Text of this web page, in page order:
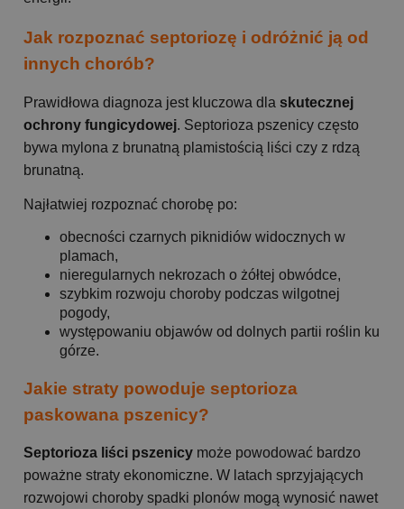
Jak rozpoznać septoriozę i odróżnić ją od
innych chorób?
Prawidłowa diagnoza jest kluczowa dla skutecznej
ochrony fungicydowej. Septorioza pszenicy często
bywa mylona z brunatną plamistością liści czy z rdzą
brunatną.
Najłatwiej rozpoznać chorobę po:
obecności czarnych piknidiów widocznych w
plamach,
nieregularnych nekrozach o żółtej obwódce,
szybkim rozwoju choroby podczas wilgotnej
pogody,
występowaniu objawów od dolnych partii roślin ku
górze.
Jakie straty powoduje septorioza
paskowana pszenicy?
Septorioza liści pszenicy może powodować bardzo
poważne straty ekonomiczne. W latach sprzyjających
rozwojowi choroby spadki plonów mogą wynosić nawet